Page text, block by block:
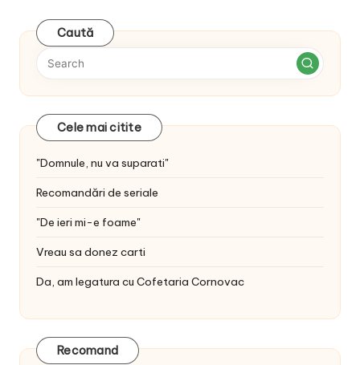
Caută
Cele mai citite
"Domnule, nu va suparati"
Recomandări de seriale
"De ieri mi-e foame"
Vreau sa donez carti
Da, am legatura cu Cofetaria Cornovac
Recomand